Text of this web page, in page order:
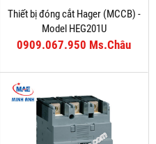
Thiết bị đóng cắt Hager (MCCB) -
Model HEG201U
0909.067.950 Ms.Châu